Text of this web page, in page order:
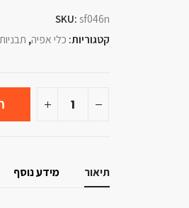
SKU: sf046n
קטגוריות: כלי אפיה,
תיאור מידע נוסף